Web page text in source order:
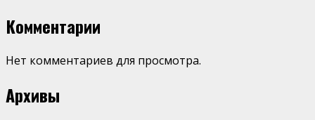
Комментарии
Нет комментариев для просмотра.
Архивы